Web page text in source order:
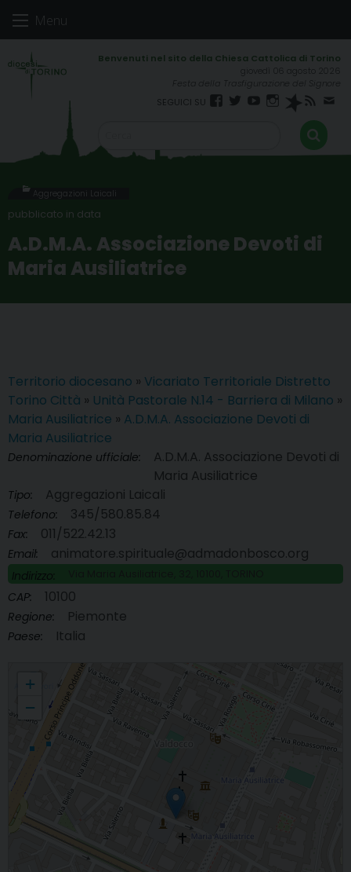
Menu
giovedì 06 agosto 2026
Festa della Trasfigurazione del Signore
Facebook
TwitterYouTube
Instagram
Spreaker
RSS
FEED
Aggregazioni Laicali
A.D.M.A. Associazione Devoti di
Maria Ausiliatrice
Territorio diocesano » Vicariato Territoriale Distretto
Torino Città » Unità Pastorale N.14 - Barriera di Milano »
Maria Ausiliatrice » A.D.M.A. Associazione Devoti di
Maria Ausiliatrice
Denominazione ufficiale:
A.D.M.A. Associazione Devoti di
Maria Ausiliatrice
Tipo: Aggregazioni Laicali
Telefono: 345/580.85.84
Fax: 011/522.42.13
Email: animatore.spirituale@admadonbosco.org
Indirizzo:
CAP: 10100
Regione: Piemonte
Paese: Italia
A.D.M.A. Associazione Devoti di Maria Ausiliatrice
+
−